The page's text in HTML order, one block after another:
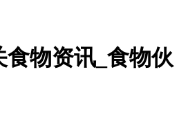
物资讯_食物伙